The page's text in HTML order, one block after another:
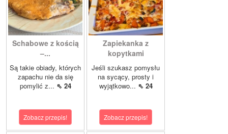
Schabowe z kością
–...
Są takie obiady, których
zapachu nie da się
pomylić z... ⇖ 24
Zobacz przepis!
Zapiekanka z
kopytkami
Jeśli szukasz pomysłu
na sycący, prosty i
wyjątkowo... ⇖ 24
Zobacz przepis!